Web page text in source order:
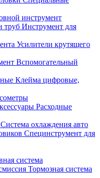
инструмент
Инструмент для
Усилители крутящего
Вспомогательный
Клейма цифровые,
Расходные
Система охлаждения авто
Специнструмент для
система
Тормозная система